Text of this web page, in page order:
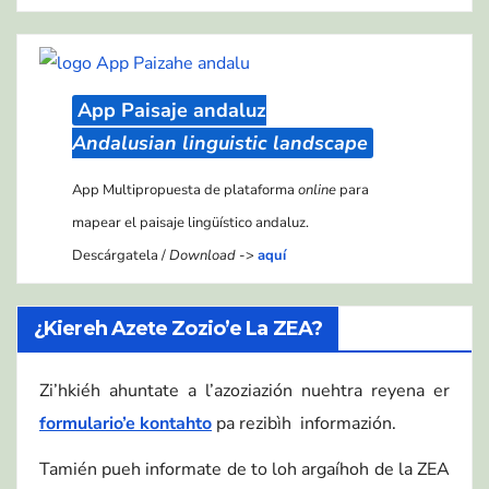
App Paisaje andaluz
Andalusian linguistic landscape
App Multipropuesta de plataformaonline para
mapear el paisaje lingüístico andaluz.
Descárgatela /Download ->aquí
¿Kiereh Azete Zozio’e La ZEA?
Zi’hkiéh ahuntate a l’azoziazión nuehtra reyena er
formulario’e kontahto pa rezibìh informazión.
Tamién pueh informate de to loh argaíhoh de la ZEA